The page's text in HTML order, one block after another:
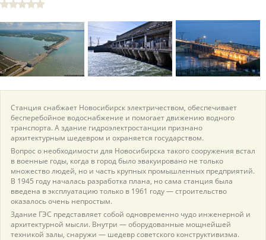
пїЅпїЅпїЅ
пїЅпїЅпїЅпїЅпїЅпїЅпїЅпїЅпїЅпїЅпїЅ
пїЅпїЅпїЅ
пїЅпїЅпїЅ пїЅпїЅпїЅпїЅпїЅ
пїЅпїЅпїЅ пїЅпїЅпїЅпїЅпїЅпїЅ
пїЅпїЅпїЅпїЅпїЅ
пїЅпїЅпїЅпїЅпїЅпїЅпїЅпїЅпїЅпїЅ
Станция снабжает Новосибирск электричеством, обеспечивает
бесперебойное водоснабжение и помогает движению водного
транспорта. А здание гидроэлектростанции признано
архитектурным шедевром и охраняется государством.
Вопрос о необходимости для Новосибирска такого сооружения встал
в военные годы, когда в город было эвакуировано не только
множество людей, но и часть крупных промышленных предприятий.
В 1945 году началась разработка плана, но сама станция была
введена в эксплуатацию только в 1961 году — строительство
оказалось очень непростым.
Здание ГЭС представляет собой одновременно чудо инженерной и
архитектурной мысли. Внутри — оборудованные мощнейшей
техникой залы, снаружи — шедевр советского конструктивизма.